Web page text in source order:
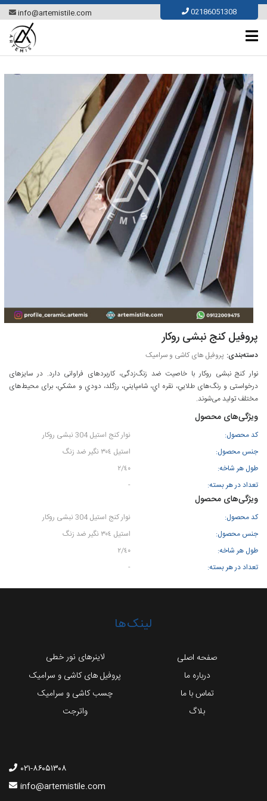
Skip
to
content
info@artemistile.com 02186051308
پروفیل کنج نبشی روکار
پروفیل های کاشی و سرامیک
نوار کنج نبشی روکار با خاصیت ضد زنگ‌زدگی، کاربردهای فراوانی دارد. در سایزهای
درخواستی و رنگ‌های طلايي، نقره اي، شامپايني، رزگلد، دودي و مشكي، برای محیط‌های
مختلف تولید می‌شوند.
ویژگی‌های محصول
کد محصول:
نوار کنج استیل 304 نبشی روکار
جنس محصول:
استيل ٣٠٤ نگير ضد زنگ
طول هر شاخه:
٢/٤٠
تعداد در هر بسته:
-
ویژگی‌های محصول
کد محصول:
نوار کنج استیل 304 نبشی روکار
جنس محصول:
استيل ٣٠٤ نگير ضد زنگ
طول هر شاخه:
٢/٤٠
تعداد در هر بسته:
-
لینک‌ها
صفحه اصلی
لاینرهای نور خطی
درباره ما
پروفیل های کاشی و سرامیک
تماس با ما
چسب کاشی و سرامیک
بلاگ
واترجت
۰۲۱-۸۶۰۵۱۳۰۸
info@artemistile.com